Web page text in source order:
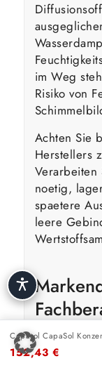
im Weg
Risiko von
Achten Sie
Herstellers
Verarbeiten
noetig,
spaetere
leere
– 10
Caparol CapaSol
152,43 €
🏠
Start
🛍️